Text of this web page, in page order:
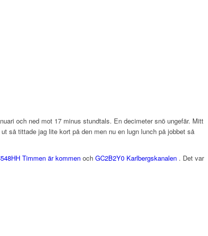
och ned mot 17 minus stundtals. En decimeter snö ungefär. Mitt
så tittade jag lite kort på den men nu en lugn lunch på jobbet så
Timmen är kommen och GC2B2Y0 Karlbergskanalen . Det var